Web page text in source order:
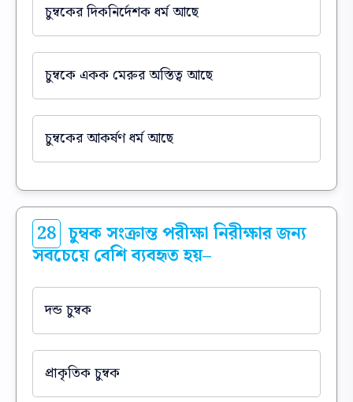
চুম্বকের দিকনির্দেশক ধর্ম আছে
চুম্বকে একক মেরুর অস্তিত্ব আছে
চুম্বকের আকর্ষণ ধর্ম আছে
28 চুম্বক সংক্রান্ত পরীক্ষা নিরীক্ষার জন্য
সবচেয়ে বেশি ব্যবহৃত হয়–
দন্ড চুম্বক
প্রাকৃতিক চুম্বক